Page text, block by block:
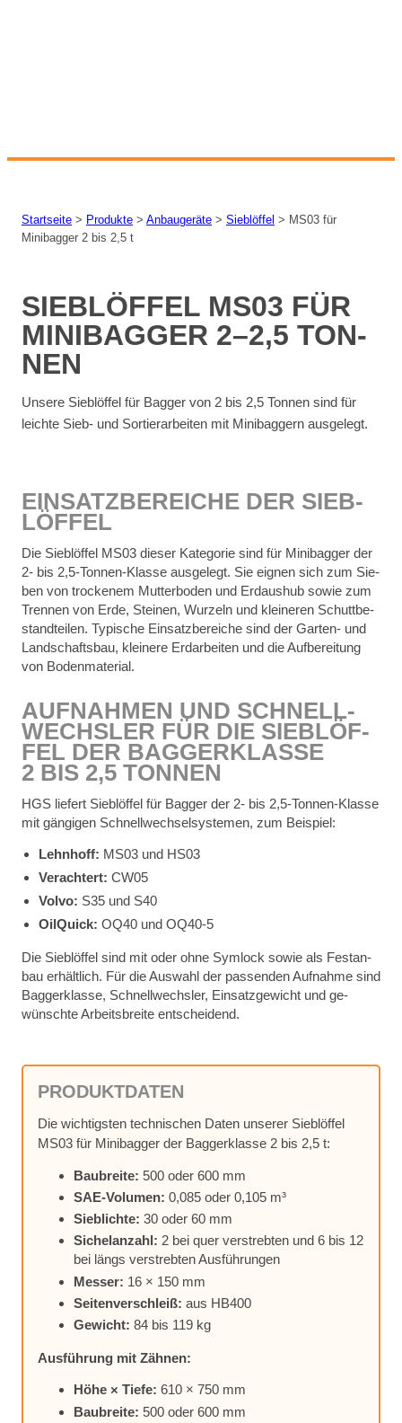
Startseite > Produkte > Anbaugeräte > Sieblöffel > MS03 für
Minibagger 2 bis 2,5 t
SIEB­LÖF­FEL MS03 FÜR
MI­NI­BAG­GER 2–2,5 TON­
NEN
Un­se­re Sieb­löf­fel für Bag­ger von 2 bis 2,5 Ton­nen sind für
leich­te Sieb- und Sor­tier­ar­bei­ten mit Mi­ni­bag­gern aus­ge­legt.
EIN­SATZ­BE­REI­CHE DER SIEB­
LÖF­FEL
Die Sieb­löf­fel MS03 die­ser Ka­te­go­rie sind für Mi­ni­bag­ger der
2- bis 2,5‑Tonnen-Klasse aus­ge­legt. Sie eig­nen sich zum Sie­
ben von tro­cke­nem Mut­ter­bo­den und Erd­aus­hub so­wie zum
Tren­nen von Erde, Stei­nen, Wur­zeln und klei­ne­ren Schutt­be­
stand­tei­len. Ty­pi­sche Ein­satz­be­rei­che sind der Gar­ten- und
Land­schafts­bau, klei­ne­re Erd­ar­bei­ten und die Auf­be­rei­tung
von Bo­den­ma­te­ri­al.
AUF­NAH­MEN UND SCHNELL­
WECHS­LER FÜR DIE SIEB­LÖF­
FEL DER BAG­GER­KLAS­SE
2 BIS 2,5 TON­NEN
HGS lie­fert Sieb­löf­fel für Bag­ger der 2- bis 2,5‑Tonnen-Klasse
mit gän­gi­gen Schnell­wech­sel­sys­te­men, zum Bei­spiel:
Lehn­hoff: MS03 und HS03
Ver­ach­tert: CW05
Vol­vo: S35 und S40
Oil­Quick: OQ40 und OQ40‑5
Die Sieb­löf­fel sind mit oder ohne Sym­lock so­wie als Fest­an­
bau er­hält­lich. Für die Aus­wahl der pas­sen­den Auf­nah­me sind
Bag­ger­klas­se, Schnell­wechs­ler, Ein­satz­ge­wicht und ge­
wünsch­te Ar­beits­brei­te ent­schei­dend.
PRO­DUKT­DA­TEN
Die wich­tigs­ten tech­ni­schen Da­ten un­se­rer Sieb­löf­fel
MS03 für Mi­ni­bag­ger der Bag­ger­klas­se 2 bis 2,5 t:
Bau­brei­te: 500 oder 600 mm
SAE-Vo­lu­men: 0,085 oder 0,105 m³
Sieb­lich­te: 30 oder 60 mm
Si­chel­an­zahl: 2 bei quer ver­streb­ten und 6 bis 12
bei längs ver­streb­ten Aus­füh­run­gen
Mes­ser: 16 × 150 mm
Sei­ten­ver­schleiß: aus HB400
Ge­wicht: 84 bis 119 kg
Aus­füh­rung mit Zäh­nen:
Höhe × Tie­fe: 610 × 750 mm
Bau­brei­te: 500 oder 600 mm